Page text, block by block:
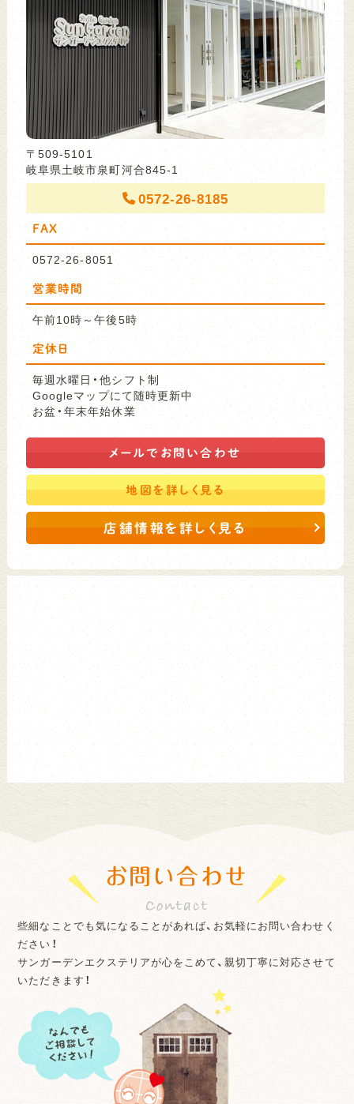
〒509-5101
岐阜県土岐市泉町河合845-1
0572-26-8185
FAX
0572-26-8051
営業時間
午前10時～午後5時
定休日
毎週水曜日・他シフト制
Googleマップにて随時更新中
お盆・年末年始休業
メールで お問い合わせ
地図を詳しく見る
店舗情報を詳しく見る
お問い合わせ
些細なことでも気になることがあれば、お気軽にお問い合わせく
ださい！
サンガーデンエクステリアが心をこめて、親切丁寧に対応させて
いただきます！